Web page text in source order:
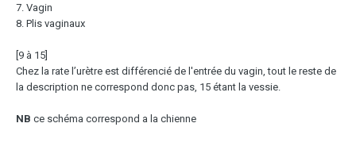
7. Vagin
8. Plis vaginaux
[9 à 15]
Chez la rate l’urètre est différencié de l'entrée du vagin, tout le reste de
la description ne correspond donc pas, 15 étant la vessie.
NB ce schéma correspond a la chienne